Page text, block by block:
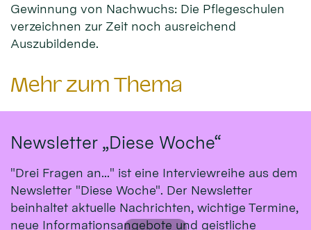
Gewinnung von Nachwuchs: Die Pflegeschulen
verzeichnen zur Zeit noch ausreichend
Auszubildende.
Mehr zum Thema
Newsletter „Diese Woche“
"Drei Fragen an..." ist eine Interviewreihe aus dem
Newsletter "Diese Woche". Der Newsletter
beinhaltet aktuelle Nachrichten, wichtige Termine,
neue Informationsangebote und geistliche